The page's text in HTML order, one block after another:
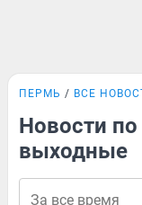
ПЕРМЬ ВСЕ
Новости
выходные